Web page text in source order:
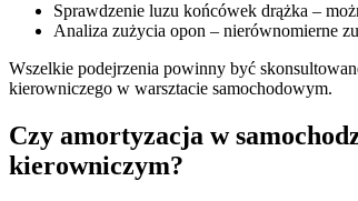
Sprawdzenie luzu końcówek drążka –
Analiza zużycia opon – nierównomierne
Wszelkie podejrzenia powinny być
kierowniczego w warsztacie samochodowym.
Czy amortyzacja w
kierowniczym?